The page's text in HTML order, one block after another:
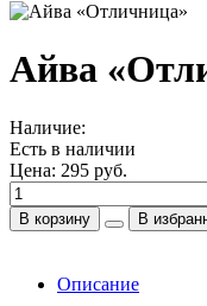
Айва
Наличие:
Есть в наличии
Цена: 295 руб.
В корзину В
Описание